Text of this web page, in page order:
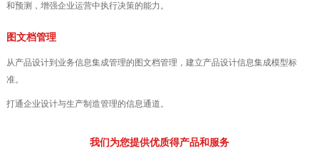
和预测，增强企业运营中执行决策的能力。
图文档管理
从产品设计到业务信息集成管理的图文档管理，建立产品设计信息集成模型标
准。
打通企业设计与生产制造管理的信息通道。
我们为您提供优质得产品和服务